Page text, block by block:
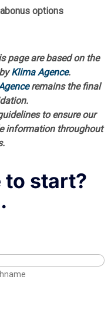
options
page are based on the
Klima Agence.
remains the final
to ensure our
information throughout
to start?